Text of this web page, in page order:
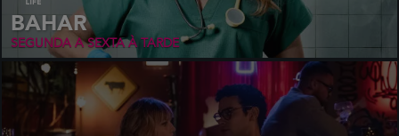
BAHAR
SEGUNDA A SEXTA À TARDE